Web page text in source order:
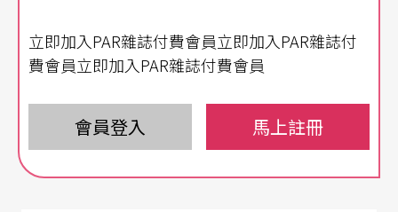
意，於是我們看到「國旗擬人化」的二次元美男子
動漫名角活躍於二○二○東京奧運的宣傳。而武漢
肺炎疫情持續在日本延燒，前陣子有網友搬出一九
八八年的漫畫《阿基拉AKIRA》，直言此作品早已
立即加入PAR雜誌付費會員立即加入PAR雜誌付
費會員立即加入PAR雜誌付費會員
會員登入 馬上註冊